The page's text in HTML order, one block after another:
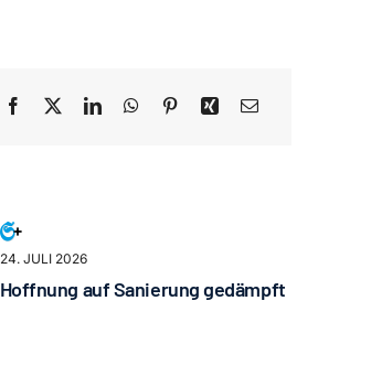
24. JULI 2026
Hoffnung auf Sanierung gedämpft